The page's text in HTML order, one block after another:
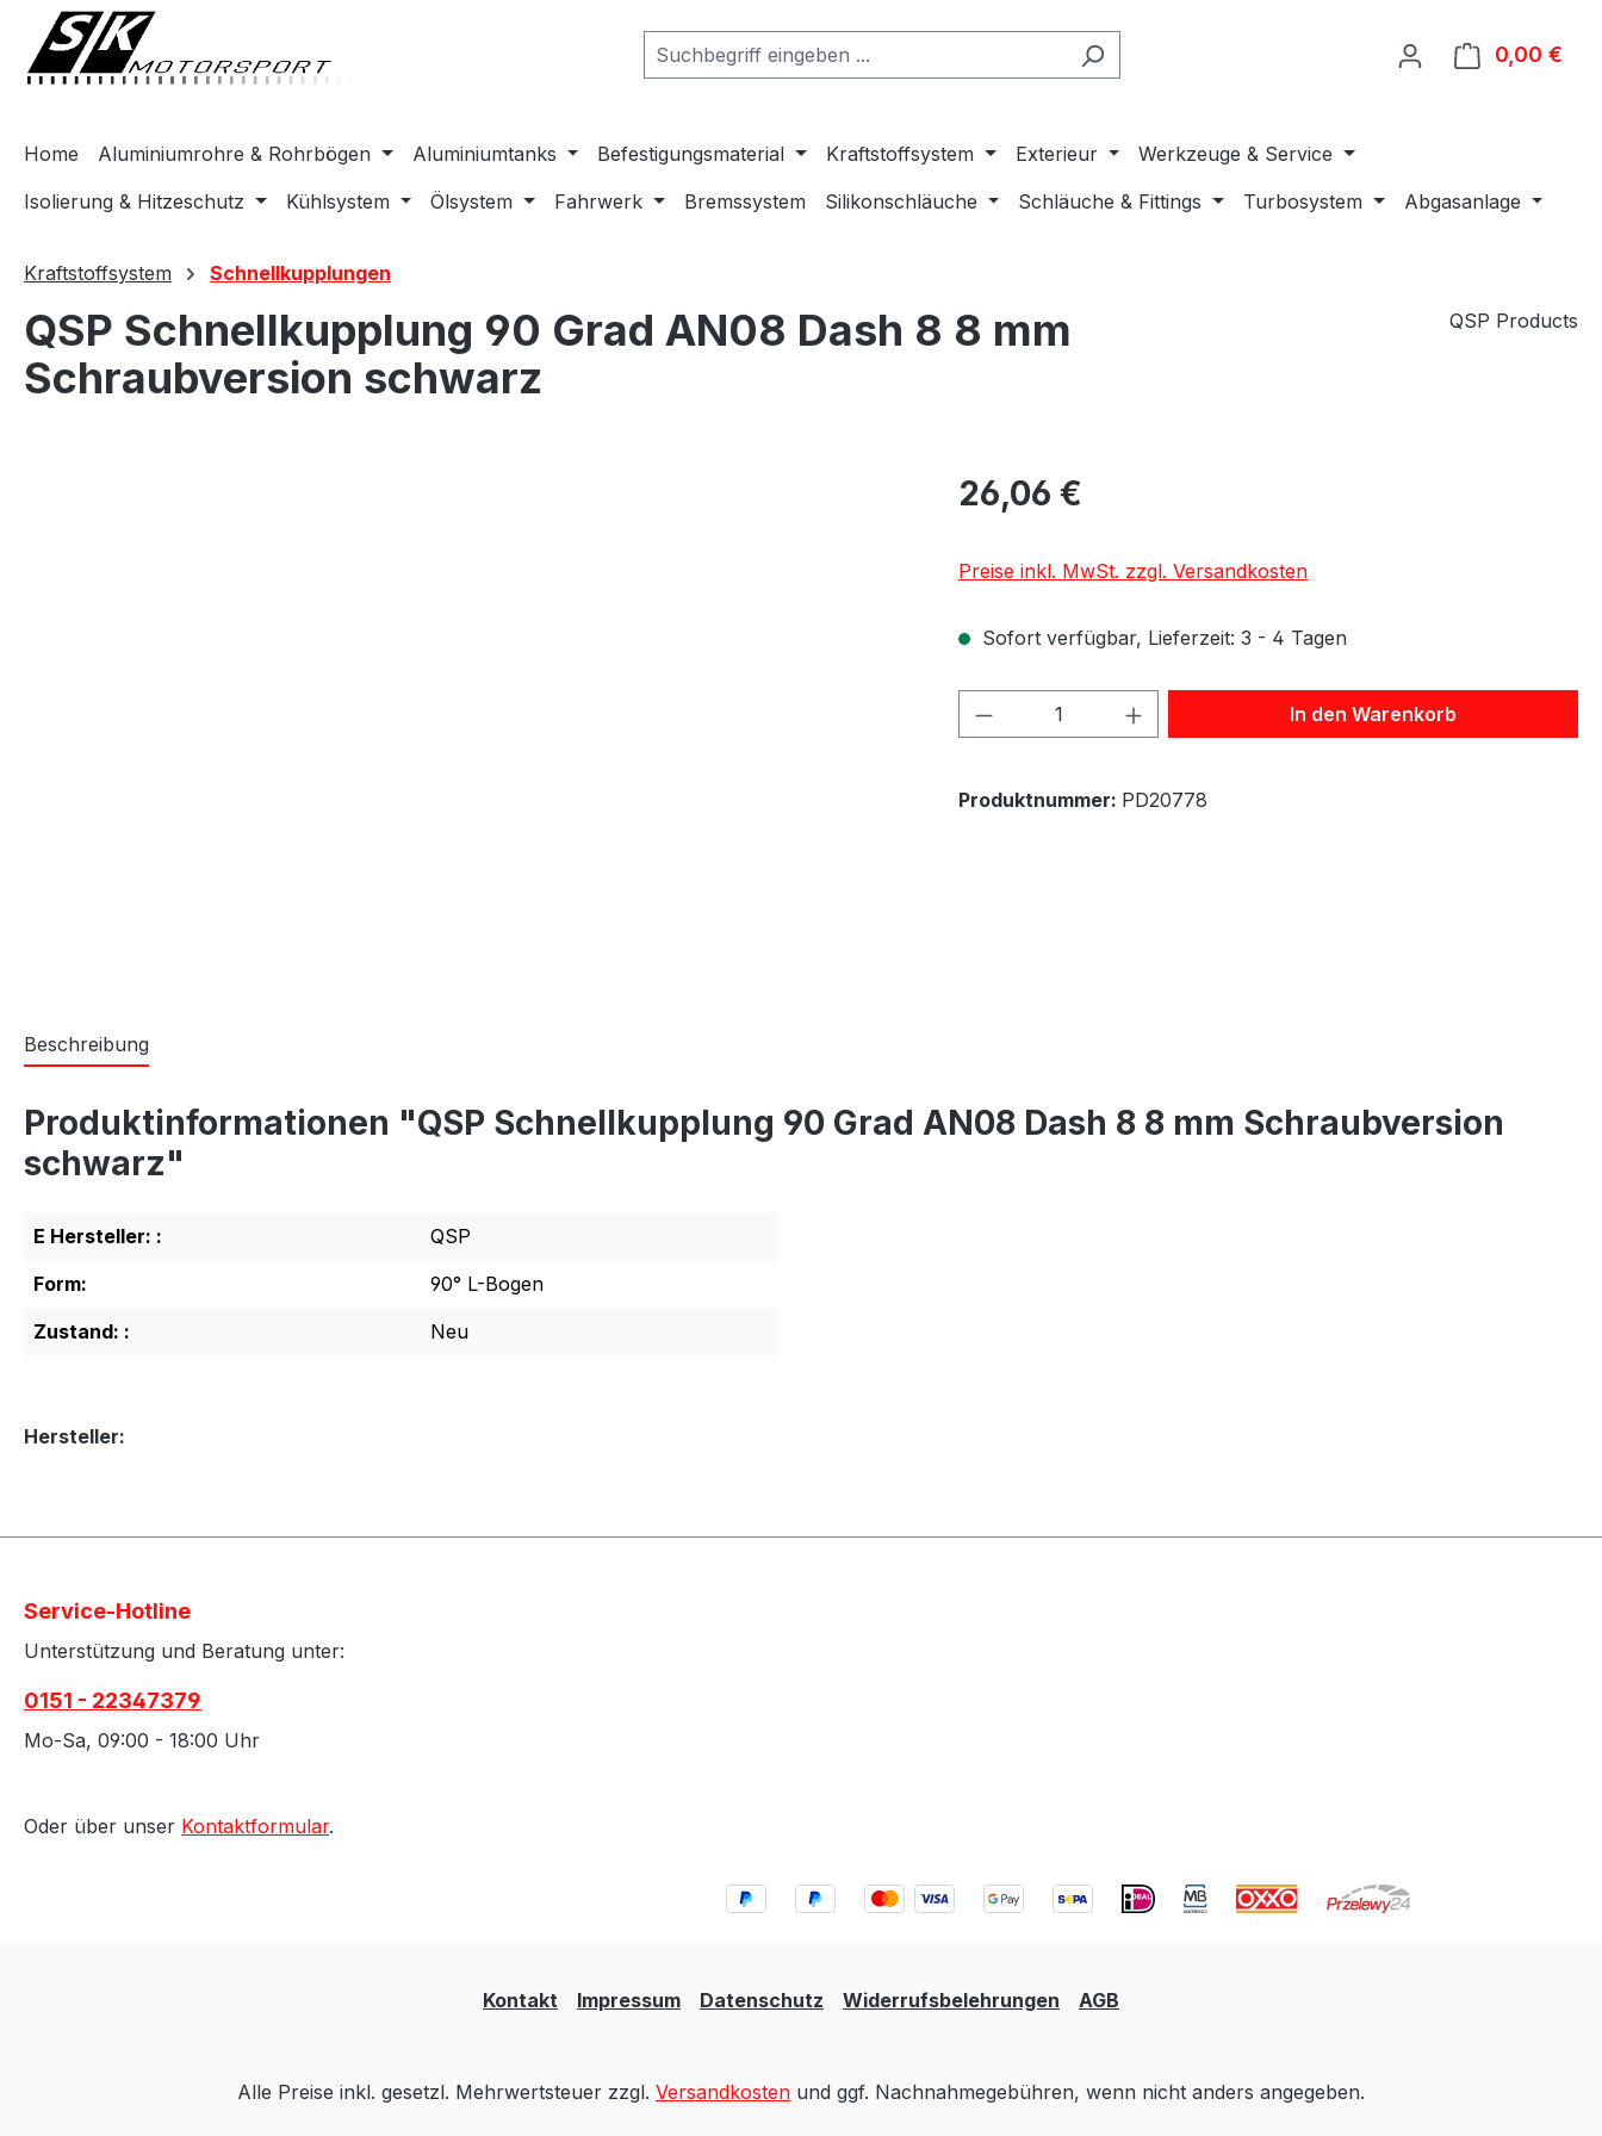
Zur Hauptnavigation springen
0,00 €
Home Aluminiumrohre & Rohrbögen Aluminiumtanks Befestigungsmaterial Kraftstoffsystem Exterieur
Werkzeuge & Service
Isolierung & Hitzeschutz
Kühlsystem Ölsystem Fahrwerk Bremssystem Silikonschläuche Schläuche & Fittings Turbosystem Abgasanlage
Kraftstoffsystem Schnellkupplungen
QSP Schnellkupplung 90 Grad AN08 Dash 8 8 mm
Schraubversion schwarz
QSP Products
26,06 €
Preise inkl. MwSt. zzgl. Versandkosten
Sofort verfügbar, Lieferzeit: 3 - 4 Tagen
Produkt Anzahl: Gib den gewünschten Wert
In den Warenkorb
Produktnummer: PD20778
Beschreibung
Produktinformationen "QSP Schnellkupplung 90 Grad AN08 Dash 8 8 mm Schraubversion
schwarz"
E Hersteller: :
QSP
Form:
90° L-Bogen
Zustand: :
Neu
Hersteller:
Service-Hotline
Unterstützung und Beratung unter:
0151 - 22347379
Mo-Sa, 09:00 - 18:00 Uhr
Oder über unser Kontaktformular.
Kontakt Impressum Datenschutz Widerrufsbelehrungen AGB
Alle Preise inkl. gesetzl. Mehrwertsteuer zzgl. Versandkosten und ggf. Nachnahmegebühren, wenn nicht anders angegeben.